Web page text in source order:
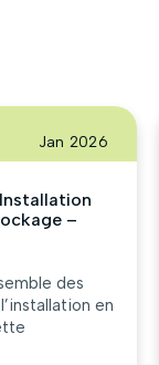
Jan 2026
–
des
en